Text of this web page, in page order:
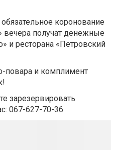
обязательное коронование
вечера получат денежные
и ресторана «Петровский
повара и комплимент
зарезервировать
067-627-70-36